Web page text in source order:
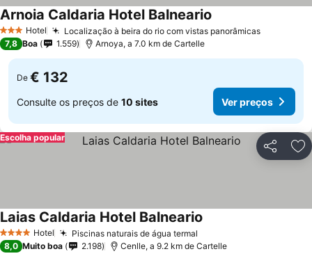
3 EstrelasHotel Localização à beira do rio com vistas panorâmicas
Arnoia Caldaria Hotel Balneario
7,8 Boa 1.559 Arnoya, a 7.0 km de Cartelle
De € 132
Consulte os preços de 10 sites Ver preços
Partilhar
Escolha popular
4 EstrelasHotel Piscinas naturais de água termal
Laias Caldaria Hotel Balneario
8,0 Muito boa 2.198 Cenlle, a 9.2 km de Cartelle